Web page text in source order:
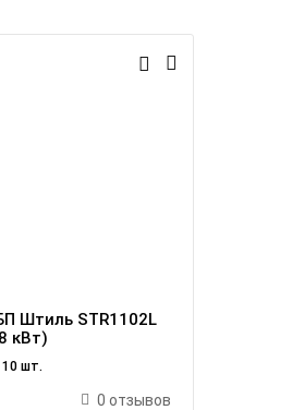
Штиль STR1102L
кВт)
10 шт.
0 отзывов